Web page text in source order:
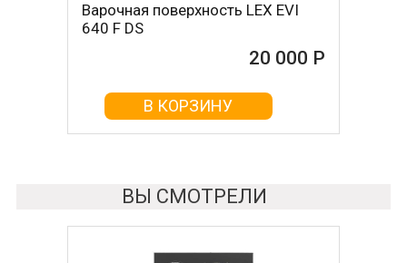
Варочная поверхность LEX EVI
640 F DS
20 000 Р
В КОРЗИНУ
Газовая панель Gorenje GTW 641
SYB
20 000 Р
В КОРЗИНУ
ВЫ СМОТРЕЛИ